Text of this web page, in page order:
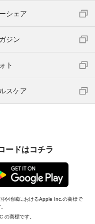
シェア
ジン
ト
スケア
ードはコチラ
や地域におけるApple Inc.の商標で
の商標です。